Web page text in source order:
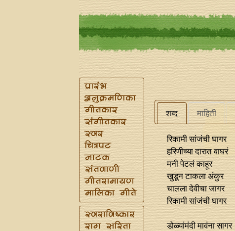
शब्द माहिती
रिकामी सांजंची घागर
हरिणीच्या दारात वाघरं
मनी पेटलं काहूर
खुडून टाकला अंकुर
चालला देवीचा जागर
रिकामी सांजंची घागर
डोळ्यांमंदी मावंना सागर